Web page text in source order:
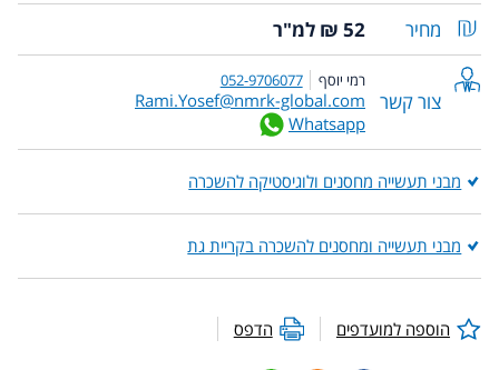
מחיר
52 ₪ למ"ר
צור קשר
רמי יוסף 052-9706077
Rami.Yosef@nmrk-global.com
Whatsapp
מבני תעשייה מחסנים ולוגיסטיקה להשכרה
מבני תעשייה ומחסנים להשכרה בקריית גת
הוספה למועדפים הדפס